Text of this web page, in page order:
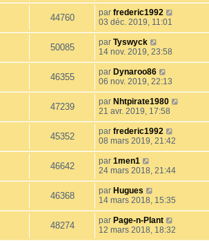
44760 par frederic1992
03 déc. 2019, 11:01
50085 par Tyswyck
14 nov. 2019, 23:58
46355 par Dynaroo86
06 nov. 2019, 22:13
47239 par Nhtpirate1980
21 avr. 2019, 17:58
45352 par frederic1992
08 mars 2019, 21:42
46642 par 1men1
24 mars 2018, 21:44
46368 par Hugues
14 mars 2018, 15:35
48274 par Page-n-Plant
12 mars 2018, 18:32